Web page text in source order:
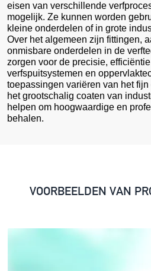
eisen van verschillende
mogelijk. Ze kunnen worden
kleine onderdelen of in grote
Over het algemeen zijn fittingen,
onmisbare onderdelen in de
zorgen voor de precisie,
verfspuitsystemen en
toepassingen variëren van het
het grootschalig coaten van
helpen om hoogwaardige en
behalen.
VOORBEELDEN VAN